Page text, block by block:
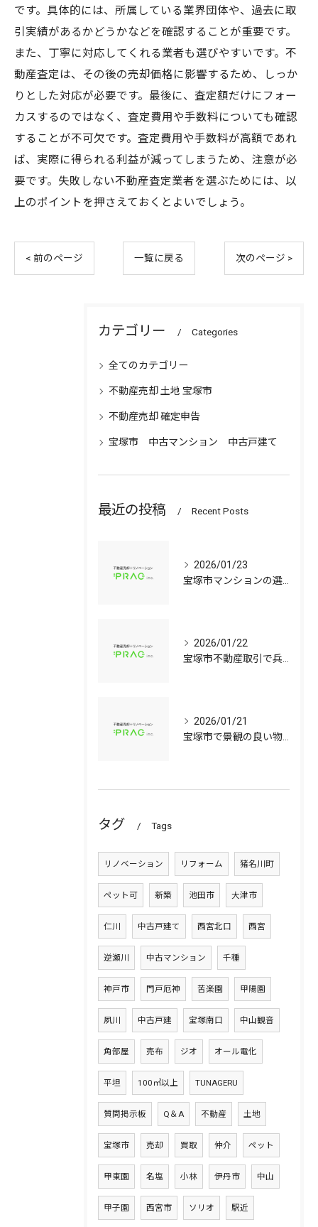
です。具体的には、所属している業界団体や、過去に取
引実績があるかどうかなどを確認することが重要です。
また、丁寧に対応してくれる業者も選びやすいです。不
動産査定は、その後の売却価格に影響するため、しっか
りとした対応が必要です。最後に、査定額だけにフォー
カスするのではなく、査定費用や手数料についても確認
することが不可欠です。査定費用や手数料が高額であれ
ば、実際に得られる利益が減ってしまうため、注意が必
要です。失敗しない不動産査定業者を選ぶためには、以
上のポイントを押さえておくとよいでしょう。
< 前のページ 一覧に戻る 次のページ >
カテゴリー Categories
全てのカテゴリー
不動産売却 土地 宝塚市
不動産売却 確定申告
宝塚市 中古マンション 中古戸建て
最近の投稿 Recent Posts
2026/01/23
2026/01/22
2026/01/21
タグ Tags
リノベーション リフォーム 猪名川町
ペット可 新築 池田市 大津市
仁川 中古戸建て 西宮北口 西宮
逆瀬川 中古マンション 千種
神戸市 門戸厄神 苦楽園 甲陽園
夙川 中古戸建 宝塚南口 中山観音
角部屋 売布 ジオ オール電化
平坦 100㎡以上 TUNAGERU
質問掲示板 Q＆A 不動産 土地
宝塚市 売却 買取 仲介 ペット
甲東園 名塩 小林 伊丹市 中山
甲子園 西宮市 ソリオ 駅近